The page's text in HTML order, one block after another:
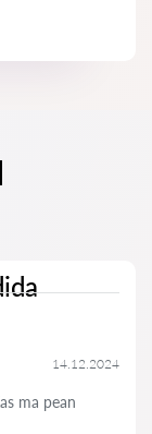
14.12.2024
ma pean